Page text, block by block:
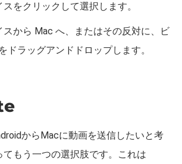
をクリックして選択します。
スから Mac へ、またはその反対に、ビ
ドラッグアンドドロップします。
からMacに動画を送信したいと考
てもう一つの選択肢です。これは